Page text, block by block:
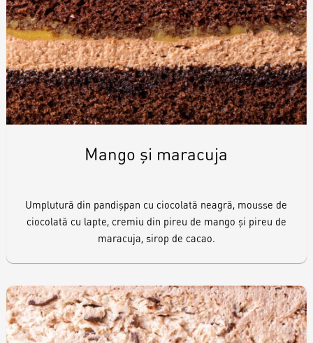
Mango și maracuja
Umplutură din pandișpan cu ciocolată neagră, mousse de
ciocolată cu lapte, cremiu din pireu de mango și pireu de
maracuja, sirop de cacao.